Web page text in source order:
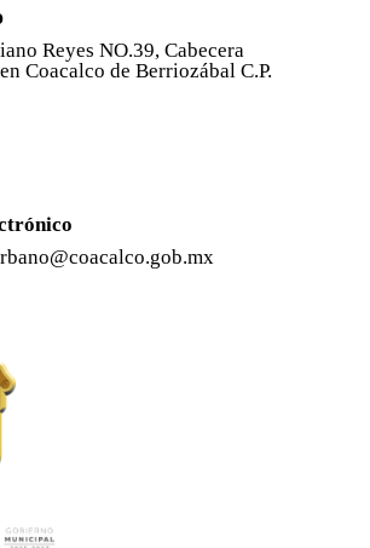
Reyes NO.39, Cabecera
Coacalco de Berriozábal C.P.